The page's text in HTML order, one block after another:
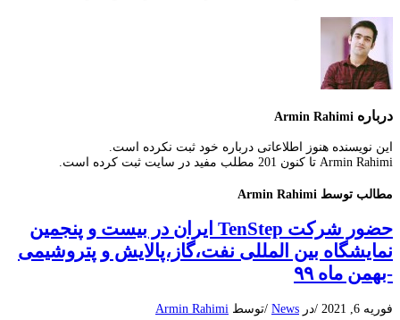
درباره Armin Rahimi
این نویسنده هنوز اطلاعاتی درباره خود ثبت نکرده است.
Armin Rahimi تا کنون 201 مطلب مفید در سایت ثبت کرده است.
مطالب توسط Armin Rahimi
حضور شرکت TenStep ایران در بیست و پنجمین
نمایشگاه بین المللی نفت،گاز،پالایش و پتروشیمی
-بهمن ماه ۹۹
فوریه 6, 2021 /در News
/توسط Armin Rahimi